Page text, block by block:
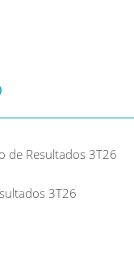
de Resultados 3T26
3T26